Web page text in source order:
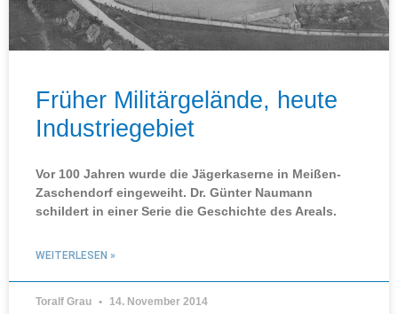
Früher Militärgelände, heute
Industriegebiet
Vor 100 Jahren wurde die Jägerkaserne in Meißen-
Zaschendorf eingeweiht. Dr. Günter Naumann
schildert in einer Serie die Geschichte des Areals.
WEITERLESEN »
Toralf Grau 14. November 2014